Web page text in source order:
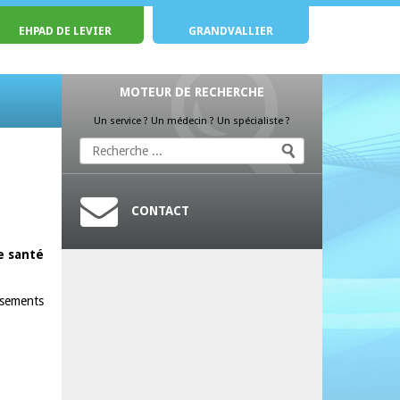
EHPAD DE LEVIER GRANDVALLIER
santé
MOTEUR DE RECHERCHE
Un service ? Un médecin ? Un spécialiste ?
CONTACT